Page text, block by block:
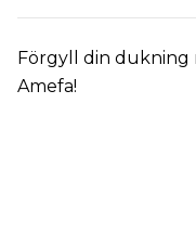
Förgyll din dukning
Amefa!